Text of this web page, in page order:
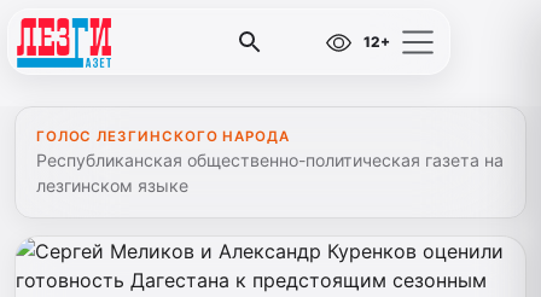
12+
ГОЛОС ЛЕЗГИНСКОГО НАРОДА
Республиканская общественно-политическая газета на
лезгинском языке